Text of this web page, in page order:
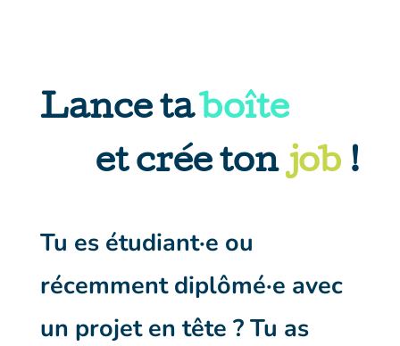
Lance ta boîte
et crée tonjob !
Tu es étudiant·e ou
récemment diplômé·e avec
un projet en tête ? Tu as